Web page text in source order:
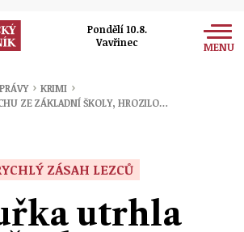
Pondělí 10.8.
Vavřinec
MENU
› KRIMI ›
ZE ZÁKLADNÍ ŠKOLY, HROZILO…
ZÁSAH LEZCŮ
utrhla